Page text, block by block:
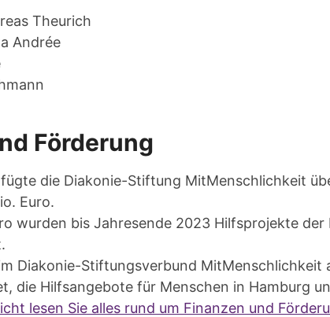
Theurich
Andrée
Förderung
die Diakonie-Stiftung MitMenschlichkeit
Euro.
wurden bis Jahresende 2023 Hilfsprojekte der
Diakonie-Stiftungsverbund MitMenschlichkeit
die Hilfsangebote für Menschen in Hamburg
lesen Sie alles rund um Finanzen und